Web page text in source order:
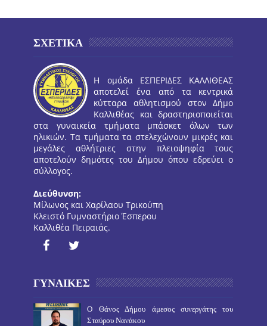
ΣΧΕΤΙΚΑ
Η ομάδα ΕΣΠΕΡΙΔΕΣ ΚΑΛΛΙΘΕΑΣ
αποτελεί ένα από τα κεντρικά
κύτταρα αθλητισμού στον Δήμο
Καλλιθέας και δραστηριοποιείται
στα γυναικεία τμήματα μπάσκετ όλων των
ηλικιών. Τα τμήματα τα στελεχώνουν μικρές και
μεγάλες αθλήτριες στην πλειοψηφία τους
αποτελούν δημότες του Δήμου όπου εδρεύει ο
σύλλογος.
Διεύθυνση:
Μίλωνος και Χαρίλαου Τρικούπη
Κλειστό Γυμναστήριο Έσπερου
Καλλιθέα Πειραιάς.
ΓΥΝΑΙΚΕΣ
O Θάνος Δήμου άμεσος συνεργάτης του
Σταύρου Νανάκου